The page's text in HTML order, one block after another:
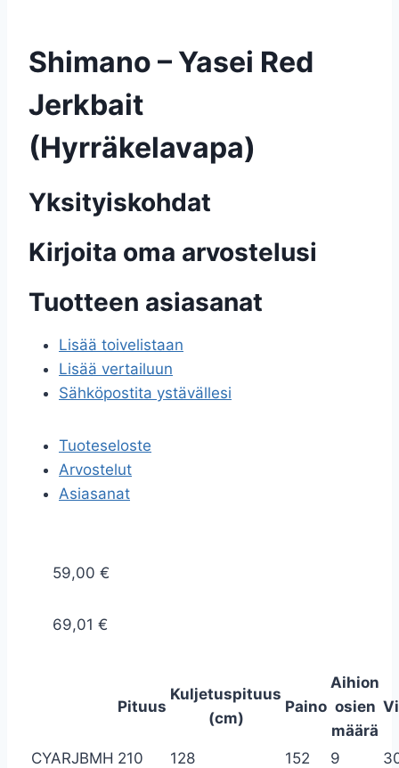
Shimano – Yasei Red
Jerkbait
(Hyrräkelavapa)
Yksityiskohdat
Kirjoita oma arvostelusi
Tuotteen asiasanat
Lisää toivelistaan
Lisää vertailuun
Sähköpostita ystävällesi
Tuoteseloste
Arvostelut
Asiasanat
59,00 €
69,01 €
Pituus
Kuljetuspituus
(cm)
Paino
Aihion
osien
määrä
CYARJBMH 210 128 152 9